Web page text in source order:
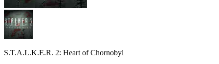
S.T.A.L.K.E.R. 2: Heart of Chornobyl